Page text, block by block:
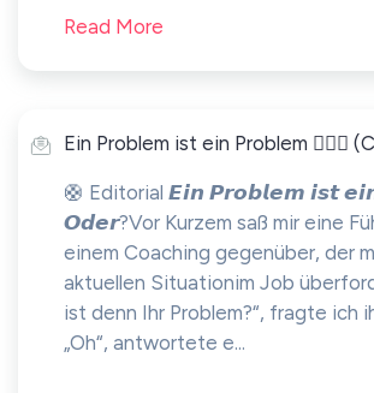
Read More
Ein Problem ist ein Problem 🕵🏻‍♂️
🛟 Editorial 𝙀𝙞𝙣 𝙋𝙧𝙤𝙗𝙡𝙚𝙢 𝙞𝙨𝙩
𝙊𝙙𝙚𝙧?Vor Kurzem saß mir eine
einem Coaching gegenüber, der
aktuellen Situationim Job
ist denn Ihr Problem?“, fragte ich
„Oh“, antwortete e...